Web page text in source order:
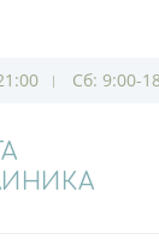
Сб: 9:00-